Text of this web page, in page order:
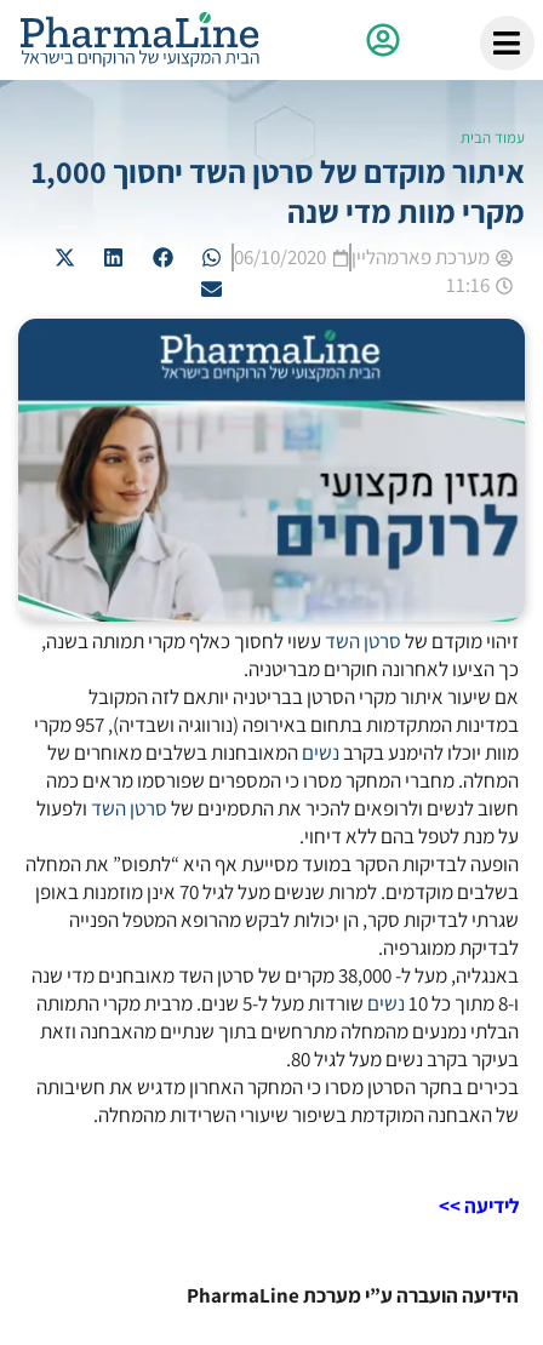
עמוד הבית
איתור מוקדם של סרטן השד יחסוך 1,000
מקרי מוות מדי שנה
מערכת פארמהליין
06/10/2020
11:16
זיהוי מוקדם שלסרטן השדעשוי לחסוך כאלף מקרי תמותה בשנה,
כך הציעו לאחרונה חוקרים מבריטניה.
אם שיעור איתור מקרי הסרטן בבריטניה יותאם לזה המקובל
במדינות המתקדמות בתחום באירופה (נורווגיה ושבדיה), 957 מקרי
מוות יוכלו להימנע בקרבנשיםהמאובחנות בשלבים מאוחרים של
המחלה. מחברי המחקר מסרו כי המספרים שפורסמו מראים כמה
חשוב לנשים ולרופאים להכיר את התסמינים שלסרטן השד ולפעול
על מנת לטפל בהם ללא דיחוי.
הופעה לבדיקות הסקר במועד מסייעת אף היא “לתפוס” את המחלה
בשלבים מוקדמים. למרות שנשים מעל לגיל 70 אינן מוזמנות באופן
שגרתי לבדיקות סקר, הן יכולות לבקש מהרופא המטפל הפנייה
לבדיקת ממוגרפיה.
באנגליה, מעל ל- 38,000 מקרים של סרטן השד מאובחנים מדי שנה
ו-8 מתוך כל 10
נשים
שורדות מעל ל-5 שנים. מרבית מקרי התמותה
הבלתי נמנעים מהמחלה מתרחשים בתוך שנתיים מהאבחנה וזאת
בעיקר בקרב נשים מעל לגיל 80.
בכירים בחקר הסרטן מסרו כי המחקר האחרון מדגיש את חשיבותה
של האבחנה המוקדמת בשיפור שיעורי השרידות מהמחלה.
לידיעה >>
הידיעה הועברה ע”י מערכת PharmaLine